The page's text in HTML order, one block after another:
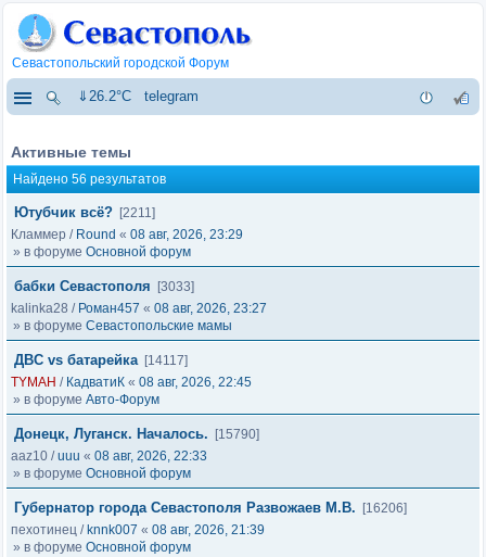
Севастопольский городской Форум
⇓26.2°C telegram
Активные темы
Найдено 56 результатов
Ютубчик всё? [2211]
Кламмер / Round « 08 авг, 2026, 23:29
» в форуме Основной форум
бабки Севастополя
[3033]
kalinka28 / Роман457 « 08 авг, 2026, 23:27
» в форуме Севастопольские мамы
ДВС vs батарейка [14117]
TYMAH / КадватиК « 08 авг, 2026, 22:45
» в форуме Авто-Форум
Донецк, Луганск. Началось.
[15790]
aaz10 /uuu « 08 авг, 2026, 22:33
» в форуме Основной форум
Губернатор города Севастополя Развожаев М.В.
[16206]
пехотинец / knnk007 « 08 авг, 2026, 21:39
» в форуме Основной форум